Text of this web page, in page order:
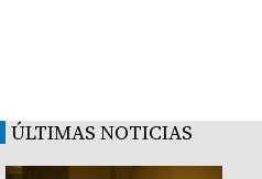
ÚLTIMAS NOTICIAS